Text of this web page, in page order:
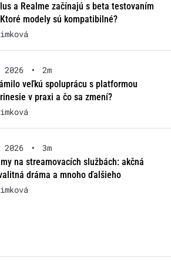
a Realme začínajú s beta testovaním
modely sú kompatibilné?
•
2m
veľkú spoluprácu s platformou
v praxi a čo sa zmení?
•
3m
na streamovacích službách: akčná
dráma a mnoho ďalšieho